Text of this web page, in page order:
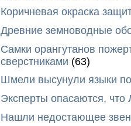
Коричневая окраска
Древние земноводные
Самки орангутанов
сверстниками (63)
Шмели высунули языки
Эксперты опасаются,
Нашли недостающее